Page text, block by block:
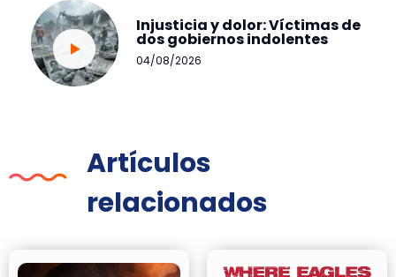
Injusticia y dolor: Víctimas de
dos gobiernos indolentes
04/08/2026
Artículos
relacionados